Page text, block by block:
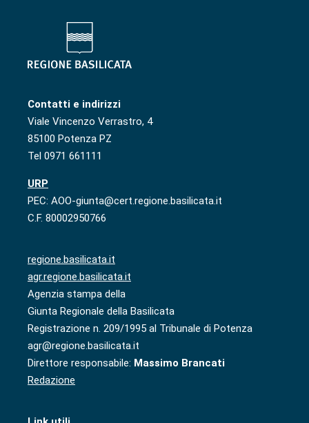
Contatti e indirizzi
Viale Vincenzo Verrastro, 4
85100 Potenza PZ
Tel 0971 661111
URP
PEC: AOO-giunta@cert.regione.basilicata.it
C.F. 80002950766
regione.basilicata.it
agr.regione.basilicata.it
Agenzia stampa della
Giunta Regionale della Basilicata
Registrazione n. 209/1995 al Tribunale di Potenza
agr@regione.basilicata.it
Direttore responsabile: Massimo Brancati
Redazione